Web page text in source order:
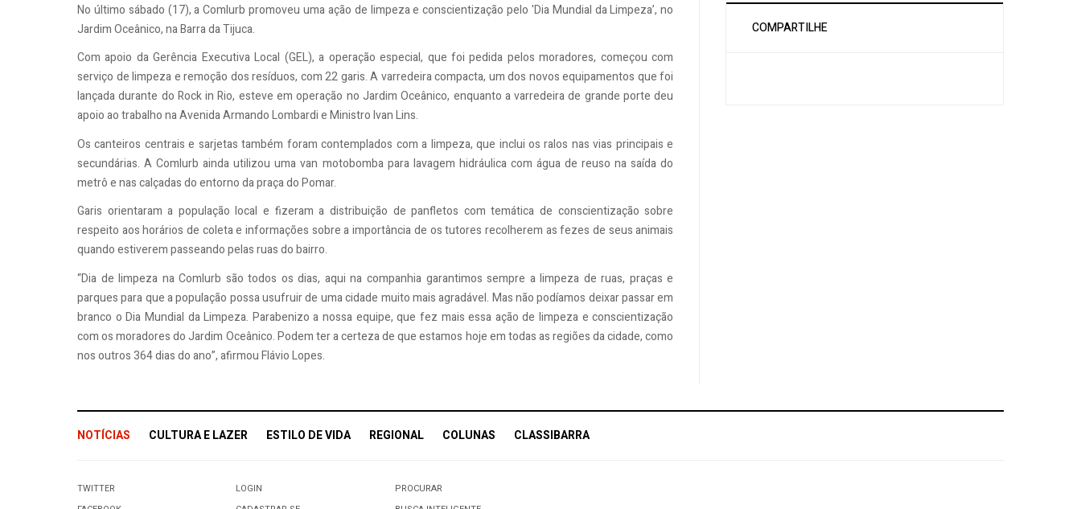
No último sábado (17), a Comlurb promoveu uma ação de limpeza e conscientização pelo 'Dia Mundial da Limpeza’, no
Jardim Oceânico, na Barra da Tijuca.
Com apoio da Gerência Executiva Local (GEL), a operação especial, que foi pedida pelos moradores, começou com
serviço de limpeza e remoção dos resíduos, com 22 garis. A varredeira compacta, um dos novos equipamentos que foi
lançada durante do Rock in Rio, esteve em operação no Jardim Oceânico, enquanto a varredeira de grande porte deu
apoio ao trabalho na Avenida Armando Lombardi e Ministro Ivan Lins.
Os canteiros centrais e sarjetas também foram contemplados com a limpeza, que inclui os ralos nas vias principais e
secundárias. A Comlurb ainda utilizou uma van motobomba para lavagem hidráulica com água de reuso na saída do
metrô e nas calçadas do entorno da praça do Pomar.
Garis orientaram a população local e fizeram a distribuição de panfletos com temática de conscientização sobre
respeito aos horários de coleta e informações sobre a importância de os tutores recolherem as fezes de seus animais
quando estiverem passeando pelas ruas do bairro.
“Dia de limpeza na Comlurb são todos os dias, aqui na companhia garantimos sempre a limpeza de ruas, praças e
parques para que a população possa usufruir de uma cidade muito mais agradável. Mas não podíamos deixar passar em
branco o Dia Mundial da Limpeza. Parabenizo a nossa equipe, que fez mais essa ação de limpeza e conscientização
com os moradores do Jardim Oceânico. Podem ter a certeza de que estamos hoje em todas as regiões da cidade, como
nos outros 364 dias do ano”, afirmou Flávio Lopes.
COMPARTILHE
NOTÍCIAS CULTURA E LAZER ESTILO DE VIDA REGIONAL COLUNAS CLASSIBARRA
TWITTER
LOGIN
PROCURAR